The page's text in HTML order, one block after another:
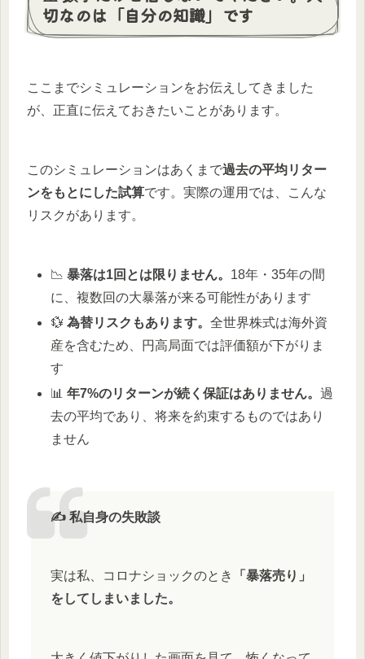
切なのは「自分の知識」です
ここまでシミュレーションをお伝えしてきました
が、正直に伝えておきたいことがあります。
このシミュレーションはあくまで過去の平均リター
ンをもとにした試算です。実際の運用では、こんな
リスクがあります。
📉暴落は1回とは限りません。 18年・35年の間
に、複数回の大暴落が来る可能性があります
💱為替リスクもあります。全世界株式は海外資
産を含むため、円高局面では評価額が下がりま
す
📊年7%のリターンが続く保証はありません。過
去の平均であり、将来を約束するものではあり
ません
✍️ 私自身の失敗談
実は私、コロナショックのとき
「暴落売り」
をしてしまいました。